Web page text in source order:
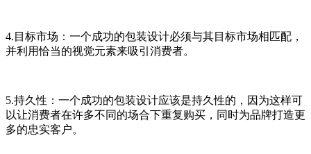
4.目标市场：一个成功的包装设计必须与其目标市场相匹配，
并利用恰当的视觉元素来吸引消费者。
5.持久性：一个成功的包装设计应该是持久性的，因为这样可
以让消费者在许多不同的场合下重复购买，同时为品牌打造更
多的忠实客户。